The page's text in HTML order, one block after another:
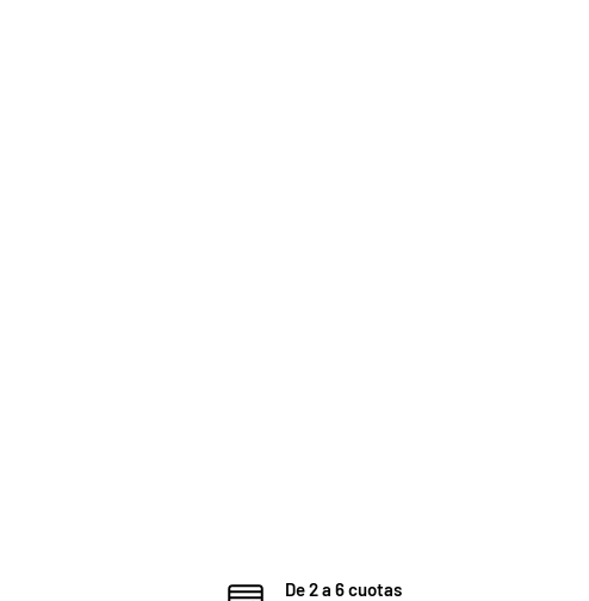
De 2 a 6 cuotas